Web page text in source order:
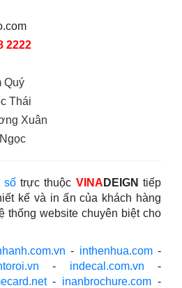
2222
Quý
Thái
Xuân
sốtrực thuộc VINA DEIGN tiếp
kế và in ấn của khách hàng
thống website chuyên biệt cho
- inthenhua.com-
- indecal.com.vn -
- inanbrochure.com -